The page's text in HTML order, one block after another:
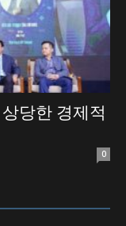
당한 경제적
0